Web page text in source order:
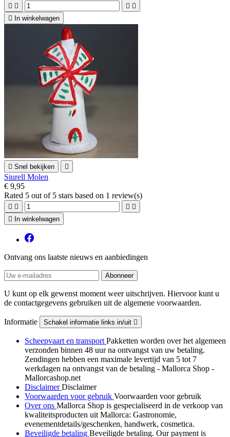
   

In winkelwagen
 Snel bekijken 
Siurell Molen
€ 9,95
Rated 5 out of 5 stars based on 1 review(s)
   

In winkelwagen
Ontvang ons laatste nieuws en aanbiedingen
U kunt op elk gewenst moment weer uitschrijven. Hiervoor kunt u
de contactgegevens gebruiken uit de algemene voorwaarden.
Informatie Schakel informatie links in/uit 
Scheepvaart en transport Pakketten worden over het algemeen
verzonden binnen 48 uur na ontvangst van uw betaling.
Zendingen hebben een maximale levertijd van 5 tot 7
werkdagen na ontvangst van de betaling - Mallorca Shop -
Mallorcashop.net
DisclaimerDisclaimer
Voorwaarden voor gebruik Voorwaarden voor gebruik
Over ons Mallorca Shop is gespecialiseerd in de verkoop van
kwaliteitsproducten uit Mallorca: Gastronomie,
evenementdetails/geschenken, handwerk, cosmetica.
Beveiligde betaling Beveiligde betaling. Our payment is